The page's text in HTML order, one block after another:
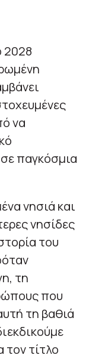
2028
να
παγκόσμια
νησιά και
νησίδες
του
τη
που
τη βαθιά
τίτλο